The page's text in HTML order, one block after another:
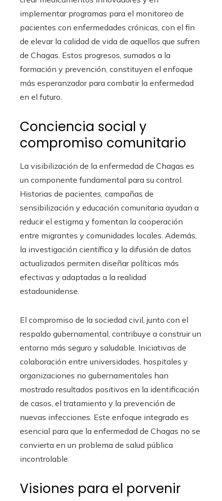
implementar programas para el monitoreo de
pacientes con enfermedades crónicas, con el fin
de elevar la calidad de vida de aquellos que sufren
de Chagas. Estos progresos, sumados a la
formación y prevención, constituyen el enfoque
más esperanzador para combatir la enfermedad
en el futuro.
Conciencia social y
compromiso comunitario
La visibilización de la enfermedad de Chagas es
un componente fundamental para su control.
Historias de pacientes, campañas de
sensibilización y educación comunitaria ayudan a
reducir el estigma y fomentan la cooperación
entre migrantes y comunidades locales. Además,
la investigación científica y la difusión de datos
actualizados permiten diseñar políticas más
efectivas y adaptadas a la realidad
estadounidense.
El compromiso de la sociedad civil, junto con el
respaldo gubernamental, contribuye a construir un
entorno más seguro y saludable. Iniciativas de
colaboración entre universidades, hospitales y
organizaciones no gubernamentales han
mostrado resultados positivos en la identificación
de casos, el tratamiento y la prevención de
nuevas infecciones. Este enfoque integrado es
esencial para que la enfermedad de Chagas no se
convierta en un problema de salud pública
incontrolable.
Visiones para el porvenir